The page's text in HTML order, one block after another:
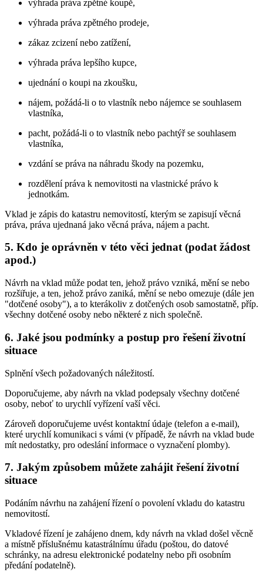
výhrada práva zpětné koupě,
výhrada práva zpětného prodeje,
zákaz zcizení nebo zatížení,
výhrada práva lepšího kupce,
ujednání o koupi na zkoušku,
nájem, požádá-li o to vlastník nebo nájemce se souhlasem
vlastníka,
pacht, požádá-li o to vlastník nebo pachtýř se souhlasem
vlastníka,
vzdání se práva na náhradu škody na pozemku,
rozdělení práva k nemovitosti na vlastnické právo k
jednotkám.
Vklad je zápis do katastru nemovitostí, kterým se zapisují věcná
práva, práva ujednaná jako věcná práva, nájem a pacht.
5. Kdo je oprávněn v této věci jednat (podat žádost
apod.)
Návrh na vklad může podat ten, jehož právo vzniká, mění se nebo
rozšiřuje, a ten, jehož právo zaniká, mění se nebo omezuje (dále jen
"dotčené osoby"), a to kterákoliv z dotčených osob samostatně, příp.
všechny dotčené osoby nebo některé z nich společně.
6. Jaké jsou podmínky a postup pro řešení životní
situace
Splnění všech požadovaných náležitostí.
Doporučujeme, aby návrh na vklad podepsaly všechny dotčené
osoby, neboť to urychlí vyřízení vaší věci.
Zároveň doporučujeme uvést kontaktní údaje (telefon a e-mail),
které urychlí komunikaci s vámi (v případě, že návrh na vklad bude
mít nedostatky, pro odeslání informace o vyznačení plomby).
7. Jakým způsobem můžete zahájit řešení životní
situace
Podáním návrhu na zahájení řízení o povolení vkladu do katastru
nemovitostí.
Vkladové řízení je zahájeno dnem, kdy návrh na vklad došel věcně
a místně příslušnému katastrálnímu úřadu (poštou, do datové
schránky, na adresu elektronické podatelny nebo při osobním
předání podatelně).